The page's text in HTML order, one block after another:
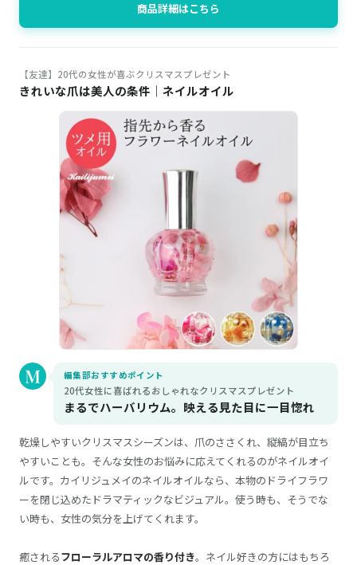
商品詳細はこちら
【友達】20代の女性が喜ぶクリスマスプレゼント
きれいな爪は美人の条件｜ネイルオイル
編集部おすすめポイント
20代女性に喜ばれるおしゃれなクリスマスプレゼント
まるでハーバリウム。映える見た目に一目惚れ
乾燥しやすいクリスマスシーズンは、爪のささくれ、縦縞が目立ち
やすいことも。そんな女性のお悩みに応えてくれるのがネイルオイ
ルです。カイリジュメイのネイルオイルなら、本物のドライフラワ
ーを閉じ込めたドラマティックなビジュアル。使う時も、そうでな
い時も、女性の気分を上げてくれます。
癒されるフローラルアロマの香り付き。ネイル好きの方にはもちろ